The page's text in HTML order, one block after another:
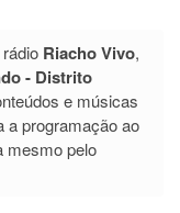
Riacho Vivo,
- Distrito
e músicas
a programação ao
mesmo pelo